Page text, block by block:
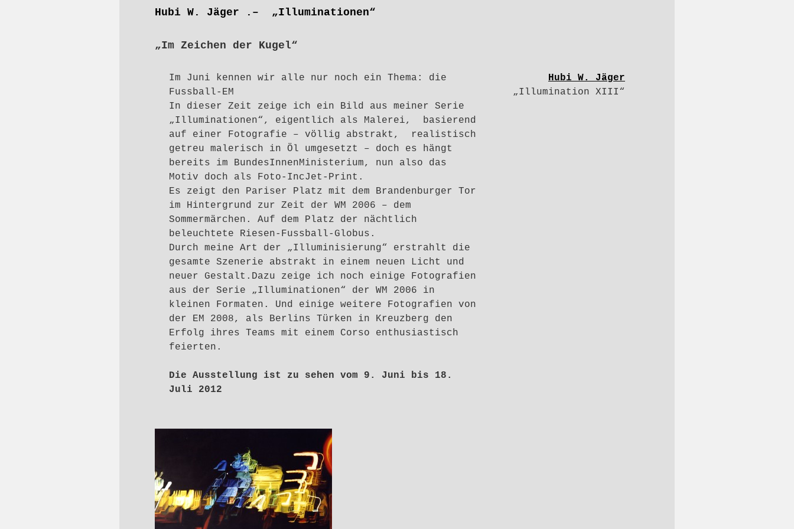
Hubi W. Jäger .– „Illuminationen“
„Im Zeichen der Kugel“
Im Juni kennen wir alle nur noch ein Thema: die
Fussball-EM
In dieser Zeit zeige ich ein Bild aus meiner Serie
„Illuminationen“, eigentlich als Malerei, basierend
auf einer Fotografie – völlig abstrakt, realistisch
getreu malerisch in Öl umgesetzt – doch es hängt
bereits im BundesInnenMinisterium, nun also das
Motiv doch als Foto-IncJet-Print.
Es zeigt den Pariser Platz mit dem Brandenburger Tor
im Hintergrund zur Zeit der WM 2006 – dem
Sommermärchen. Auf dem Platz der nächtlich
beleuchtete Riesen-Fussball-Globus.
Durch meine Art der „Illuminisierung“ erstrahlt die
gesamte Szenerie abstrakt in einem neuen Licht und
neuer Gestalt.Dazu zeige ich noch einige Fotografien
aus der Serie „Illuminationen“ der WM 2006 in
kleinen Formaten. Und einige weitere Fotografien von
der EM 2008, als Berlins Türken in Kreuzberg den
Erfolg ihres Teams mit einem Corso enthusiastisch
feierten.
Die Ausstellung ist zu sehen vom 9. Juni bis 18.
Juli 2012
Hubi W. Jäger
„Illumination XIII“